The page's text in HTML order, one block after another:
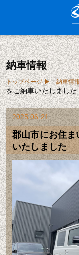
納車情報
トップページ 納車情
をご納車いたしました
2025.06.21
郡山市にお住
いたしました